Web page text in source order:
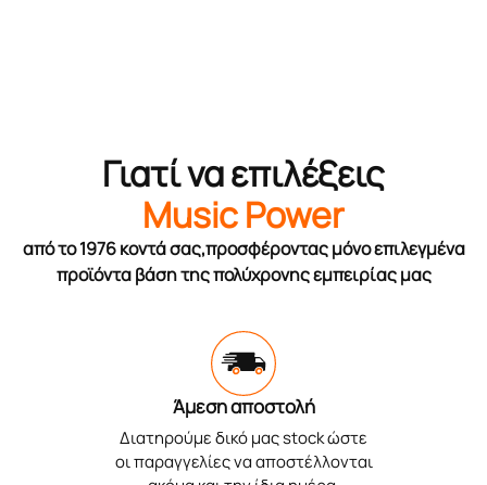
Γιατί να επιλέξεις
Music Power
από το 1976 κοντά σας,προσφέροντας μόνο επιλεγμένα
προϊόντα βάση της πολύχρονης εμπειρίας μας
Άμεση αποστολή
Διατηρούμε δικό μας stock ώστε
οι παραγγελίες να αποστέλλονται